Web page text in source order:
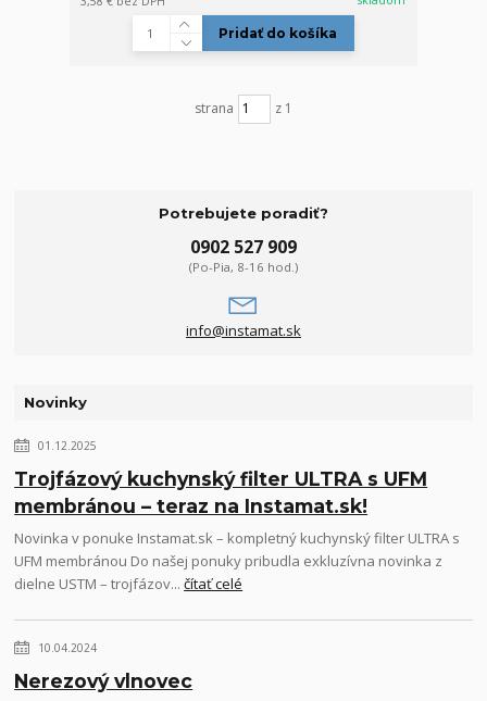
Pridať do košíka
strana z 1
Potrebujete poradiť?
0902 527 909
(Po-Pia, 8-16 hod.)
info@instamat.sk
Novinky
01.12.2025
Trojfázový kuchynský filter ULTRA s UFM
membránou – teraz na Instamat.sk!
Novinka v ponuke Instamat.sk – kompletný kuchynský filter ULTRA s
UFM membránou Do našej ponuky pribudla exkluzívna novinka z
dielne USTM – trojfázov...čítať celé
10.04.2024
Nerezový vlnovec